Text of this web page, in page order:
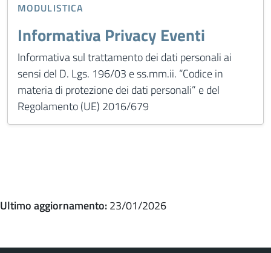
MODULISTICA
Informativa Privacy Eventi
Informativa sul trattamento dei dati personali ai
sensi del D. Lgs. 196/03 e ss.mm.ii. “Codice in
materia di protezione dei dati personali” e del
Regolamento (UE) 2016/679
Ultimo aggiornamento:23/01/2026